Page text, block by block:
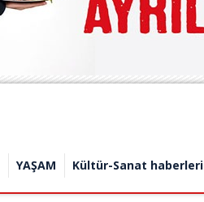
YAŞAM Kültür-Sanat haberleri